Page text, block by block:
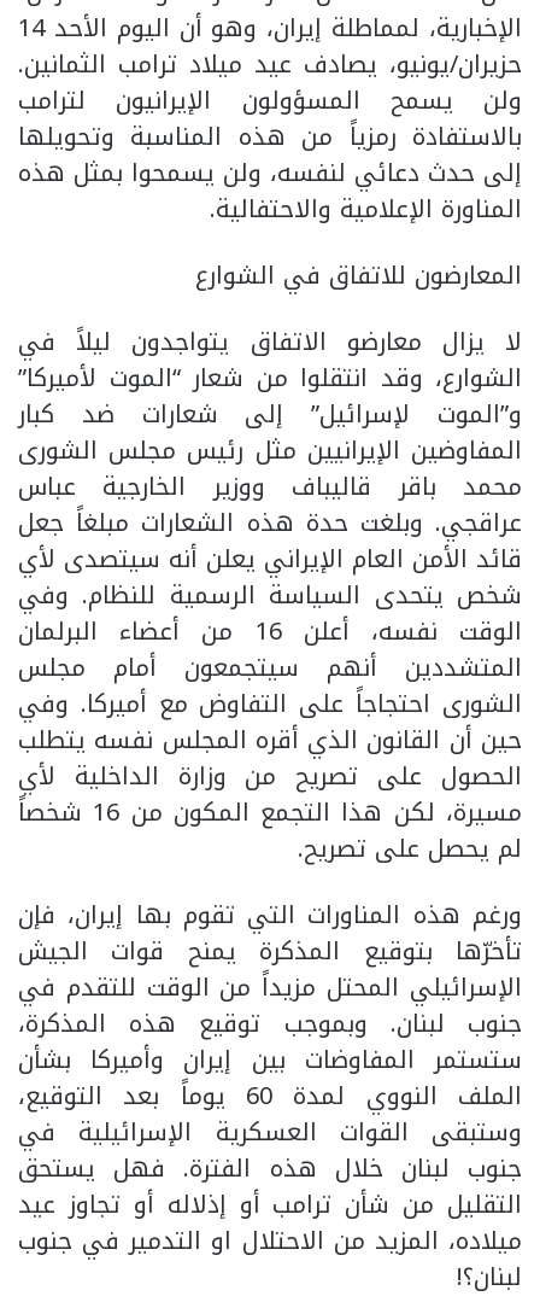
الإخبارية، لمماطلة إيران، وهو أن اليوم الأحد 14
حزيران/يونيو، يصادف عيد ميلاد ترامب الثمانين.
ولن يسمح المسؤولون الإيرانيون لترامب
بالاستفادة رمزياً من هذه المناسبة وتحويلها
إلى حدث دعائي لنفسه، ولن يسمحوا بمثل هذه
المناورة الإعلامية والاحتفالية.
المعارضون للاتفاق في الشوارع
لا يزال معارضو الاتفاق يتواجدون ليلاً في
الشوارع، وقد انتقلوا من شعار “الموت لأميركا”
و”الموت لإسرائيل” إلى شعارات ضد كبار
المفاوضين الإيرانيين مثل رئيس مجلس الشورى
محمد باقر قاليباف ووزير الخارجية عباس
عراقجي. وبلغت حدة هذه الشعارات مبلغاً جعل
قائد الأمن العام الإيراني يعلن أنه سيتصدى لأي
شخص يتحدى السياسة الرسمية للنظام. وفي
الوقت نفسه، أعلن 16 من أعضاء البرلمان
المتشددين أنهم سيتجمعون أمام مجلس
الشورى احتجاجاً على التفاوض مع أميركا. وفي
حين أن القانون الذي أقره المجلس نفسه يتطلب
الحصول على تصريح من وزارة الداخلية لأي
مسيرة، لكن هذا التجمع المكون من 16 شخصاً
لم يحصل على تصريح.
ورغم هذه المناورات التي تقوم بها إيران، فإن
تأخرّها بتوقيع المذكرة يمنح قوات الجيش
الإسرائيلي المحتل مزيداً من الوقت للتقدم في
جنوب لبنان. وبموجب توقيع هذه المذكرة،
ستستمر المفاوضات بين إيران وأميركا بشأن
الملف النووي لمدة 60 يوماً بعد التوقيع،
وستبقى القوات العسكرية الإسرائيلية في
جنوب لبنان خلال هذه الفترة. فهل يستحق
التقليل من شأن ترامب أو إذلاله أو تجاوز عيد
ميلاده، المزيد من الاحتلال او التدمير في جنوب
لبنان؟!